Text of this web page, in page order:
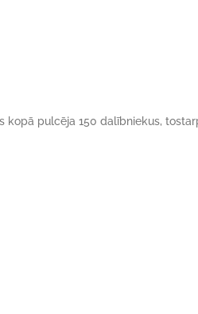
kopā pulcēja 150 dalībniekus,